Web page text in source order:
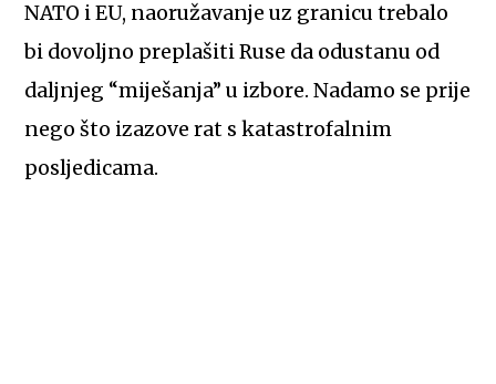
NATO i EU, naoružavanje uz granicu trebalo
bi dovoljno preplašiti Ruse da odustanu od
daljnjeg “miješanja” u izbore. Nadamo se prije
nego što izazove rat s katastrofalnim
posljedicama.